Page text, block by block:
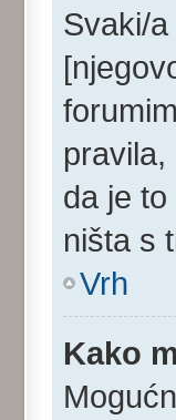
Svaki/
da je
ništa s
Vrh
Kako